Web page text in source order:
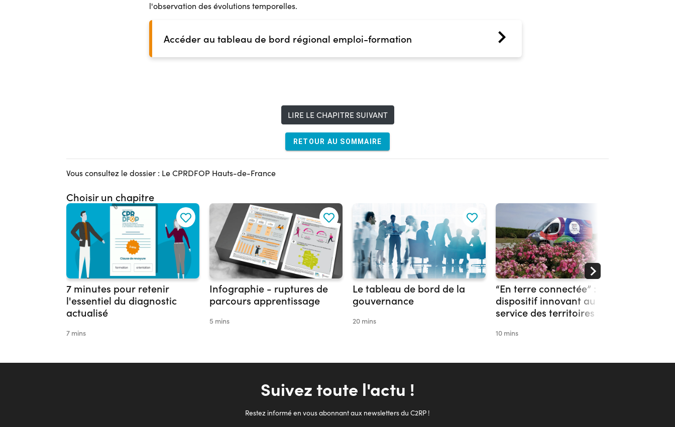
l'observation des évolutions temporelles.
Accéder au tableau de bord régional emploi-formation
LIRE LE CHAPITRE SUIVANT
RETOUR AU SOMMAIRE
Vous consultez le dossier : Le CPRDFOP Hauts-de-France
Choisir un chapitre
7 minutes pour retenir
l'essentiel du diagnostic
actualisé
7 mins
Infographie - ruptures de
parcours apprentissage
5 mins
Le tableau de bord de la
gouvernance
20 mins
“En terre connectée” : un
dispositif innovant au
service des territoires ruraux
10 mins
Suivez toute l'actu !
Restez informé en vous abonnant aux newsletters du C2RP !